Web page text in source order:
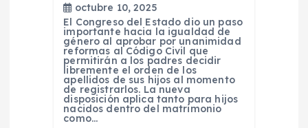
octubre 10, 2025
El Congreso del Estado dio un paso
importante hacia la igualdad de
género al aprobar por unanimidad
reformas al Código Civil que
permitirán a los padres decidir
libremente el orden de los
apellidos de sus hijos al momento
de registrarlos. La nueva
disposición aplica tanto para hijos
nacidos dentro del matrimonio
como…